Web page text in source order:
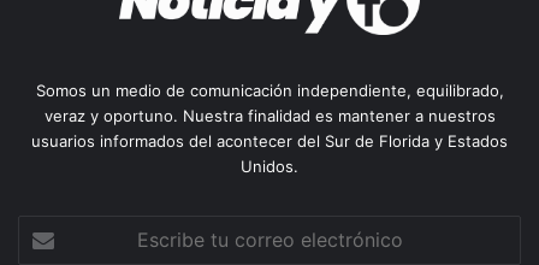
Somos un medio de comunicación independiente, equilibrado,
veraz y oportuno. Nuestra finalidad es mantener a nuestros
usuarios informados del acontecer del Sur de Florida y Estados
Unidos.
tu